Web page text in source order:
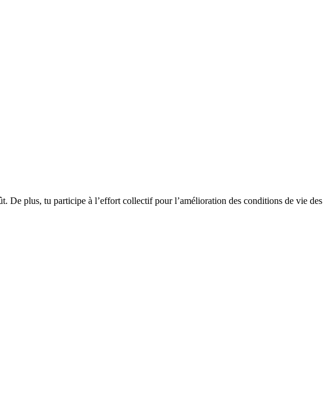
De plus, tu participe à l’effort collectif pour l’amélioration des conditions de vie des